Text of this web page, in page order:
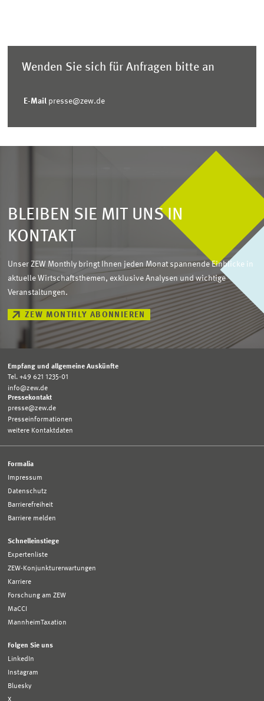
Wenden Sie sich für Anfragen bitte an
E-Mail presse@zew.de
BLEIBEN SIE MIT UNS IN
KONTAKT
Unser ZEW Monthly bringt Ihnen jeden Monat spannende Einblicke in
aktuelle Wirtschaftsthemen, exklusive Analysen und wichtige
Veranstaltungen.
ZEW MONTHLY ABONNIEREN
Empfang und allgemeine Auskünfte
Tel. +49 621 1235-01
info@zew.de
Pressekontakt
presse@zew.de
Presseinformationen
weitere Kontaktdaten
Formalia
Impressum
Datenschutz
Barrierefreiheit
Barriere melden
Schnelleinstiege
Expertenliste
ZEW-Konjunkturerwartungen
Karriere
Forschung am ZEW
MaCCI
MannheimTaxation
Folgen Sie uns
LinkedIn
Instagram
Bluesky